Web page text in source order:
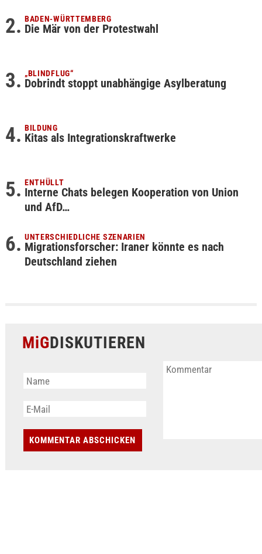
BADEN-WÜRTTEMBERG
Die Mär von der Protestwahl
„BLINDFLUG“
Dobrindt stoppt unabhängige Asylberatung
BILDUNG
Kitas als Integrationskraftwerke
ENTHÜLLT
Interne Chats belegen Kooperation von Union
und AfD…
UNTERSCHIEDLICHE SZENARIEN
Migrationsforscher: Iraner könnte es nach
Deutschland ziehen
MiGDISKUTIEREN